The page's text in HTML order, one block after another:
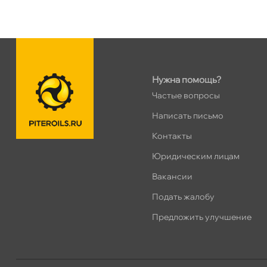
пр.Науки 10к1 (2 этаж)
ПН–ВС
Ленинский пр. 92 к.1
0 шт
Нужна помощь?
Частые вопросы
Написать письмо
Контакты
Юридическим лицам
акансии
Подать жалобу
Предложить улучшение